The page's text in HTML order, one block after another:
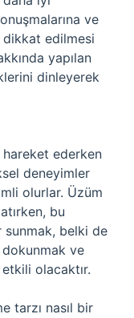
ve
dikkat edilmesi
yapılan
dinleyerek
ederken
deneyimler
olurlar. Üzüm
bu
belki de
ve
olacaktır.
tarzı nasıl bir